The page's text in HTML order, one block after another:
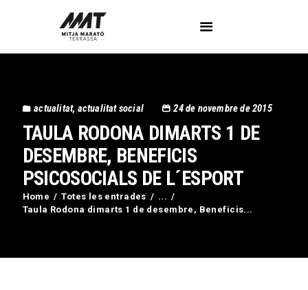
actualitat, actualitat social 24 de novembre de 2015
TAULA RODONA DIMARTS 1 DE
DESEMBRE, BENEFICIS
PSICOSOCIALS DE L´ESPORT
Home Totes les entrades
...
Taula Rodona dimarts 1 de desembre, Beneficis...
Voluntaris
Circuit Activa’t
Imatges
Curses
Blog
Contactar